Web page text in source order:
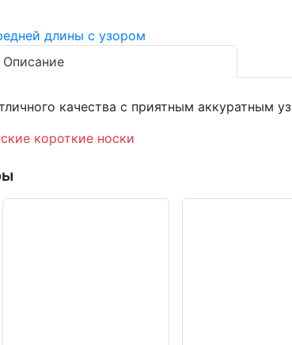
Описание
качества с приятным аккуратным
короткие носки